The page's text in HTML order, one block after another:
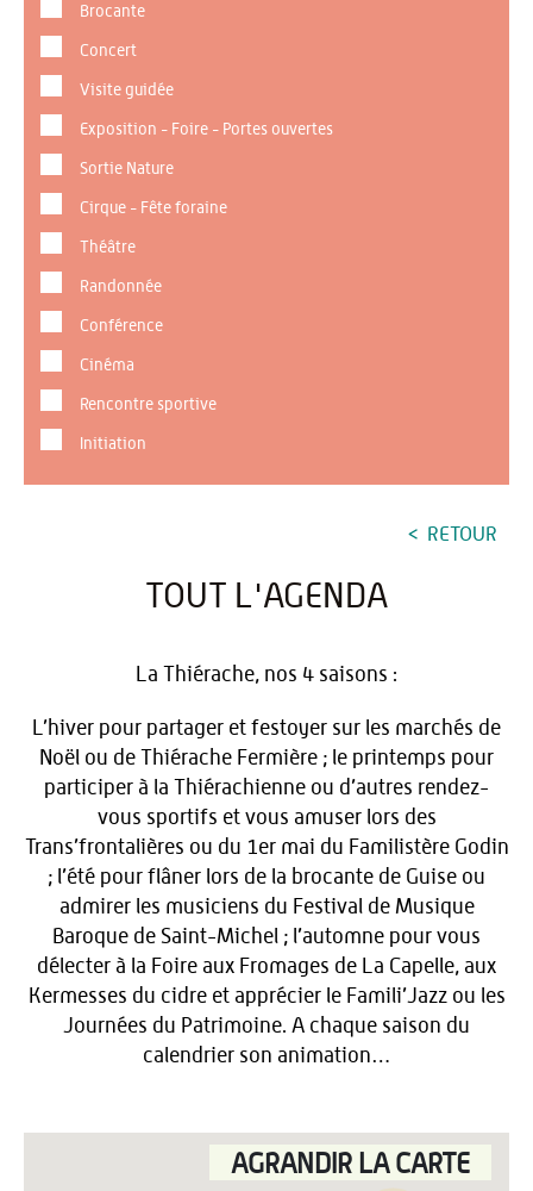
Brocante
Concert
Visite guidée
Exposition - Foire - Portes ouvertes
Sortie Nature
Cirque - Fête foraine
Théâtre
Randonnée
Conférence
Cinéma
Rencontre sportive
Initiation
RETOUR
TOUT L'AGENDA
La Thiérache, nos 4 saisons :
L’hiver pour partager et festoyer sur les marchés de
Noël ou de Thiérache Fermière ; le printemps pour
participer à la Thiérachienne ou d’autres rendez-
vous sportifs et vous amuser lors des
Trans’frontalières ou du 1er mai du Familistère Godin
; l’été pour flâner lors de la brocante de Guise ou
admirer les musiciens du Festival de Musique
Baroque de Saint-Michel ; l’automne pour vous
délecter à la Foire aux Fromages de La Capelle, aux
Kermesses du cidre et apprécier le Famili’Jazz ou les
Journées du Patrimoine. A chaque saison du
calendrier son animation…
AGRANDIR LA CARTE